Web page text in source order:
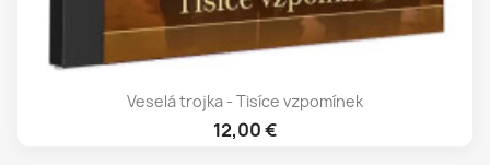
Veselá trojka - Tisíce vzpomínek
12,00 €